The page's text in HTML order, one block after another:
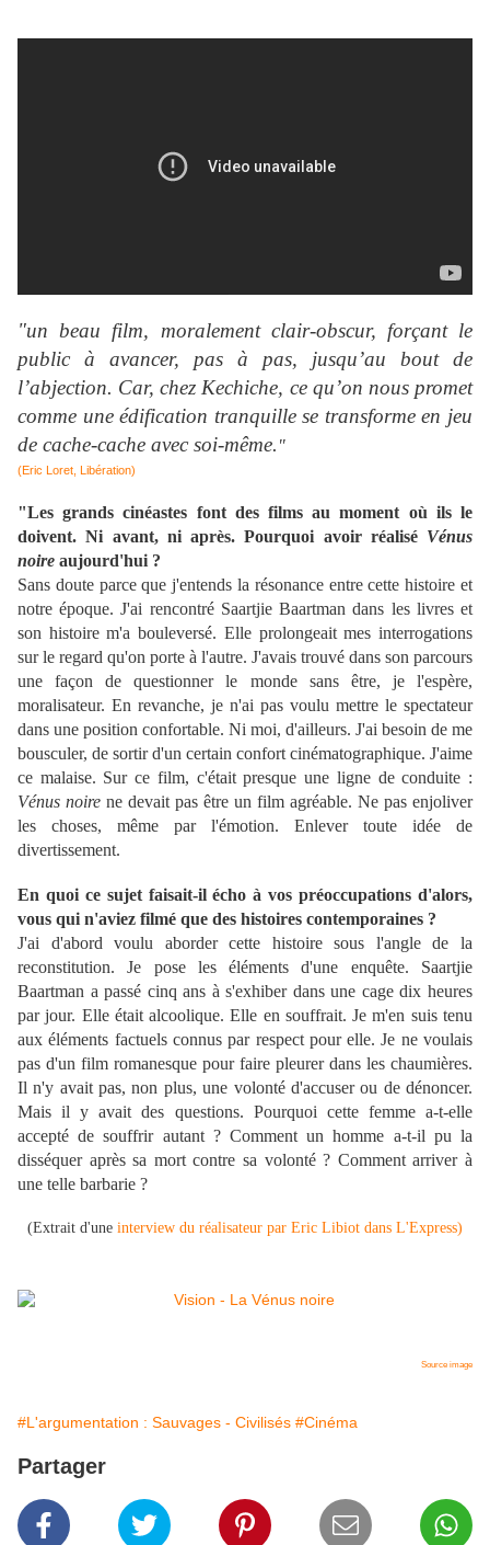
"un beau film, moralement clair-obscur, forçant le
public à avancer, pas à pas, jusqu’au bout de
l’abjection. Car, chez Kechiche, ce qu’on nous promet
comme une édification tranquille se transforme en jeu
de cache-cache avec soi-même. "
(Eric Loret, Libération)
"Les grands cinéastes font des films au moment où ils le
doivent. Ni avant, ni après. Pourquoi avoir réalisé Vénus
noire aujourd'hui ?
Sans doute parce que j'entends la résonance entre cette histoire et
notre époque. J'ai rencontré Saartjie Baartman dans les livres et
son histoire m'a bouleversé. Elle prolongeait mes interrogations
sur le regard qu'on porte à l'autre. J'avais trouvé dans son parcours
une façon de questionner le monde sans être, je l'espère,
moralisateur. En revanche, je n'ai pas voulu mettre le spectateur
dans une position confortable. Ni moi, d'ailleurs. J'ai besoin de me
bousculer, de sortir d'un certain confort cinématographique. J'aime
ce malaise. Sur ce film, c'était presque une ligne de conduite :
Vénus noire ne devait pas être un film agréable. Ne pas enjoliver
les choses, même par l'émotion. Enlever toute idée de
divertissement.
En quoi ce sujet faisait-il écho à vos préoccupations d'alors,
vous qui n'aviez filmé que des histoires contemporaines ?
J'ai d'abord voulu aborder cette histoire sous l'angle de la
reconstitution. Je pose les éléments d'une enquête. Saartjie
Baartman a passé cinq ans à s'exhiber dans une cage dix heures
par jour. Elle était alcoolique. Elle en souffrait. Je m'en suis tenu
aux éléments factuels connus par respect pour elle. Je ne voulais
pas d'un film romanesque pour faire pleurer dans les chaumières.
Il n'y avait pas, non plus, une volonté d'accuser ou de dénoncer.
Mais il y avait des questions. Pourquoi cette femme a-t-elle
accepté de souffrir autant ? Comment un homme a-t-il pu la
disséquer après sa mort contre sa volonté ? Comment arriver à
une telle barbarie ?
(Extrait d'une interview du réalisateur par Eric Libiot dans L'Express)
Source image
#L'argumentation : Sauvages - Civilisés #Cinéma
Partager